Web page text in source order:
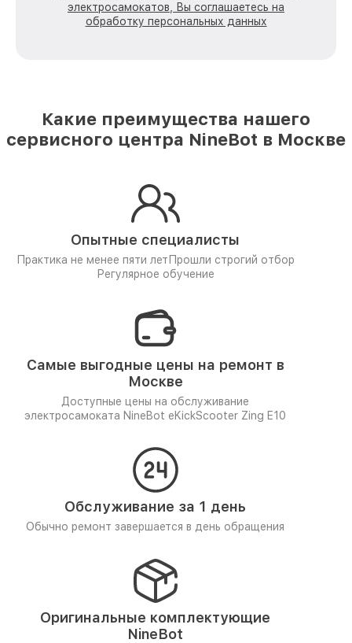
электросамокатов, Вы соглашаетесь на
обработку персональных данных
Какие преимущества нашего
сервисного центра NineBot в Москве
Опытные специалисты
Практика не менее пяти лет Прошли строгий отбор
Регулярное обучение
Самые выгодные цены на ремонт в
Москве
Доступные цены на обслуживание
электросамоката NineBot eKickScooter Zing E10
Обслуживание за 1 день
Обычно ремонт завершается в день обращения
Оригинальные комплектующие
NineBot